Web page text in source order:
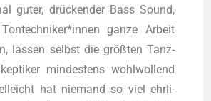
guter, drü­cken­der Bass Sound,
gan­ze Arbeit
las­sen selbst die größ­ten Tanz­
min­des­tens wohl­wol­lend
hat nie­mand so viel ehr­li­